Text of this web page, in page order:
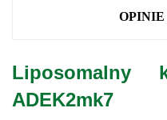
OPINIE
Liposomalny
ADEK2mk7